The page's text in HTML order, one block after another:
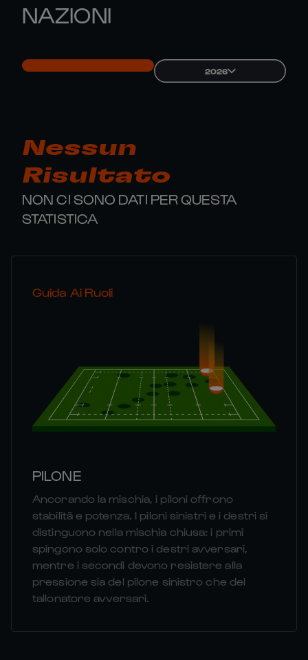
NAZIONI
2026
Nessun
Risultato
NON CI SONO DATI PER QUESTA
STATISTICA
Guida Ai Ruoli
PILONE
Ancorando la mischia, i piloni offrono
stabilità e potenza. I piloni sinistri e i destri si
distinguono nella mischia chiusa: i primi
spingono solo contro i destri avversari,
mentre i secondi devono resistere alla
pressione sia del pilone sinistro che del
tallonatore avversari.